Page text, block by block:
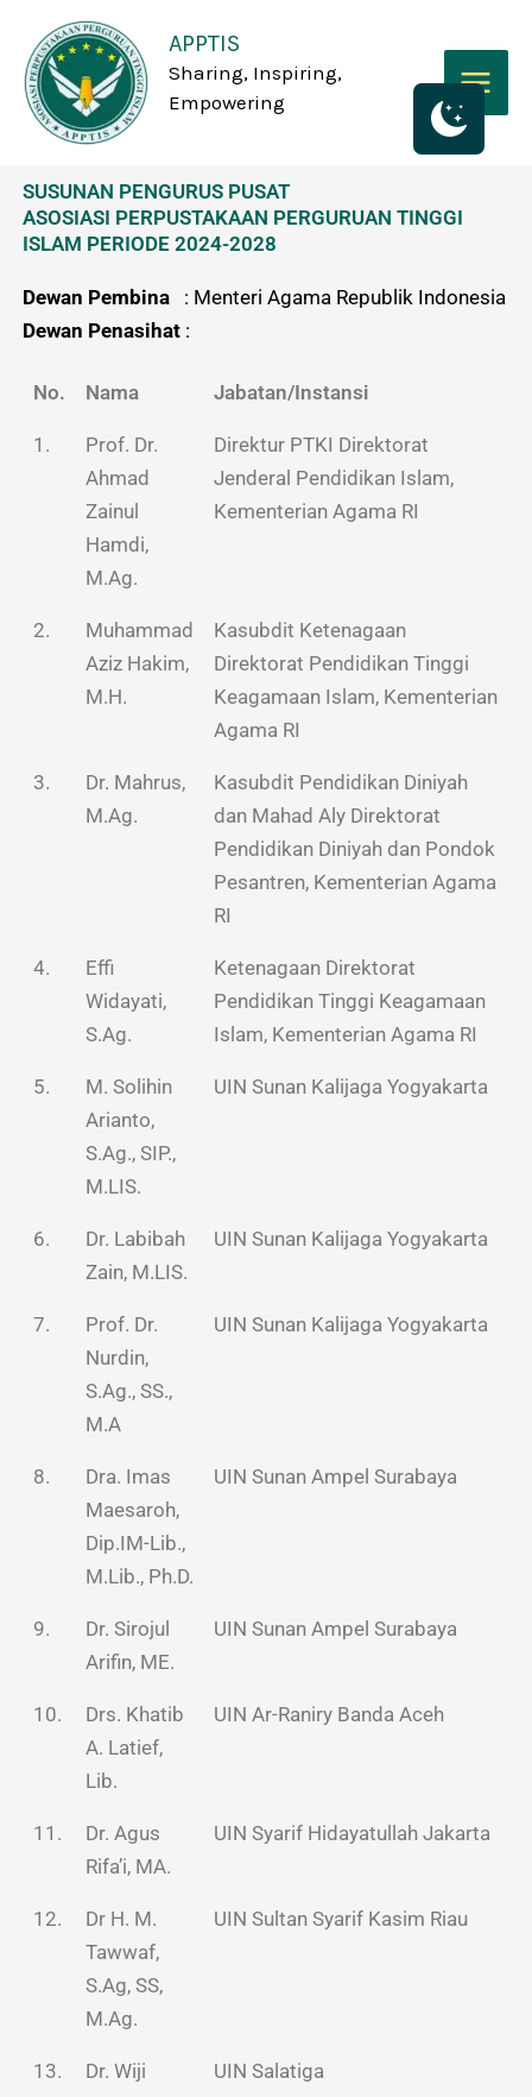
content
APPTIS
Sharing, Inspiring,
Empowering
SUSUNAN PENGURUS PUSAT
ASOSIASI PERPUSTAKAAN PERGURUAN TINGGI
ISLAM PERIODE 2024-2028
Dewan Pembina
: Menteri Agama Republik Indonesia
Dewan Penasihat :
No. Nama Jabatan/Instansi
1.
Prof. Dr.
Ahmad
Zainul
Hamdi,
M.Ag.
Direktur PTKI Direktorat
Jenderal Pendidikan Islam,
Kementerian Agama RI
2.
Muhammad
Aziz Hakim,
M.H.
Kasubdit Ketenagaan
Direktorat Pendidikan Tinggi
Keagamaan Islam, Kementerian
Agama RI
3.
Dr. Mahrus,
M.Ag.
Kasubdit Pendidikan Diniyah
dan Mahad Aly Direktorat
Pendidikan Diniyah dan Pondok
Pesantren, Kementerian Agama
RI
4.
Effi
Widayati,
S.Ag.
Ketenagaan Direktorat
Pendidikan Tinggi Keagamaan
Islam, Kementerian Agama RI
5.
M. Solihin
Arianto,
S.Ag., SIP.,
M.LIS.
UIN Sunan Kalijaga Yogyakarta
6.
Dr. Labibah
Zain, M.LIS.
UIN Sunan Kalijaga Yogyakarta
7.
Prof. Dr.
Nurdin,
S.Ag., SS.,
M.A
UIN Sunan Kalijaga Yogyakarta
8.
Dra. Imas
Maesaroh,
Dip.IM-Lib.,
M.Lib., Ph.D.
UIN Sunan Ampel Surabaya
9.
Dr. Sirojul
Arifin, ME.
UIN Sunan Ampel Surabaya
10.
Drs. Khatib
A. Latief,
Lib.
UIN Ar-Raniry Banda Aceh
11.
Dr. Agus
Rifa’i, MA.
UIN Syarif Hidayatullah Jakarta
12.
Dr H. M.
Tawwaf,
S.Ag, SS,
M.Ag.
UIN Sultan Syarif Kasim Riau
13.
Dr. Wiji
UIN Salatiga